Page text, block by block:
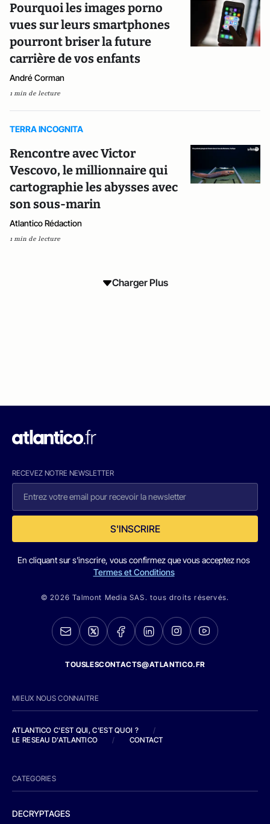
Pourquoi les images porno
vues sur leurs smartphones
pourront briser la future
carrière de vos enfants
André Corman
1 min de lecture
TERRA INCOGNITA
Rencontre avec Victor
Vescovo, le millionnaire qui
cartographie les abysses avec
son sous-marin
Atlantico Rédaction
1 min de lecture
Charger Plus
RECEVEZ NOTRE NEWSLETTER
S'INSCRIRE
En cliquant sur s'inscrire, vous confirmez que vous acceptez nos
Termes et Conditions
© 2026 Talmont Media SAS. tous droits réservés.
TOUSLESCONTACTS@ATLANTICO.FR
MIEUX NOUS CONNAITRE
ATLANTICO C'EST QUI, C'EST QUOI ?
/
LE RESEAU D'ATLANTICO
/ CONTACT
CATEGORIES
DECRYPTAGES